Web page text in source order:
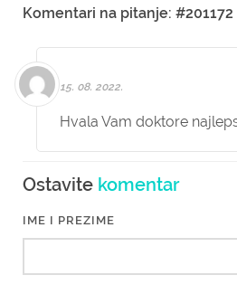
Komentari na pitanje: #201172
15. 08. 2022.
Hvala Vam doktore
Ostavite komentar
IME I PREZIME